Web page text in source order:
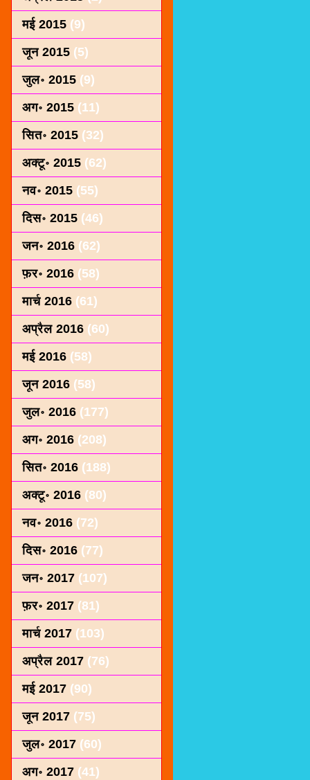
मई 2015 (9)
जून 2015 (5)
जुल॰ 2015 (9)
अग॰ 2015 (11)
सित॰ 2015 (32)
अक्टू॰ 2015 (62)
नव॰ 2015 (55)
दिस॰ 2015 (46)
जन॰ 2016 (62)
फ़र॰ 2016 (58)
मार्च 2016 (61)
अप्रैल 2016 (60)
मई 2016 (58)
जून 2016 (58)
जुल॰ 2016 (177)
अग॰ 2016 (208)
सित॰ 2016 (188)
अक्टू॰ 2016 (80)
नव॰ 2016 (72)
दिस॰ 2016 (77)
जन॰ 2017 (107)
फ़र॰ 2017 (81)
मार्च 2017 (103)
अप्रैल 2017 (76)
मई 2017 (90)
जून 2017 (75)
जुल॰ 2017 (60)
अग॰ 2017 (41)